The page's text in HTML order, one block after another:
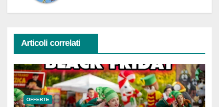
Articoli correlati
OFFERTE